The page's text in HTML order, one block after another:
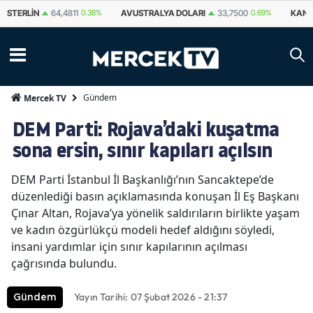
STERLIN 64,4811 0.38% AVUSTRALYA DOLARI 33,7500 0.69%
Mercek TV Gündem
DEM Parti: Rojava’daki kuşatma
sona ersin, sınır kapıları açılsın
DEM Parti İstanbul İl Başkanlığı’nın Sancaktepe’de
düzenlediği basın açıklamasında konuşan İl Eş Başkanı
Çınar Altan, Rojava’ya yönelik saldırıların birlikte yaşam
ve kadın özgürlükçü modeli hedef aldığını söyledi,
insani yardımlar için sınır kapılarının açılması
çağrısında bulundu.
Gündem Yayın Tarihi: 07 Şubat 2026 - 21:37